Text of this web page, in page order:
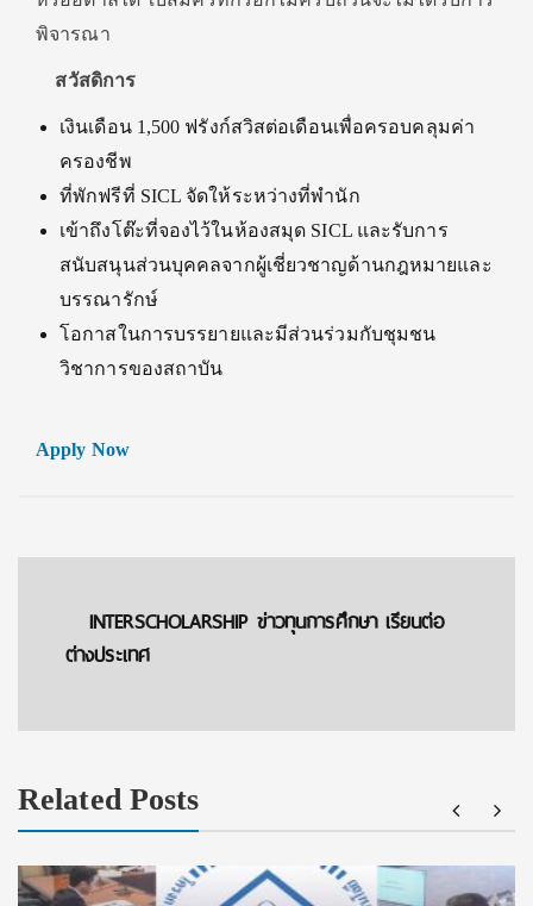
พิจารณา
สวัสดิการ
เงินเดือน 1,500 ฟรังก์สวิสต่อเดือนเพื่อครอบคลุมค่า
ครองชีพ
ที่พักฟรีที่ SICL จัดให้ระหว่างที่พำนัก
เข้าถึงโต๊ะที่จองไว้ในห้องสมุด SICL และรับการ
สนับสนุนส่วนบุคคลจากผู้เชี่ยวชาญด้านกฎหมายและ
บรรณารักษ์
โอกาสในการบรรยายและมีส่วนร่วมกับชุมชน
วิชาการของสถาบัน
Apply Now
INTERSCHOLARSHIP ข่าวทุนการศึกษา เรียนต่อ
ต่างประเทศ
Related Posts